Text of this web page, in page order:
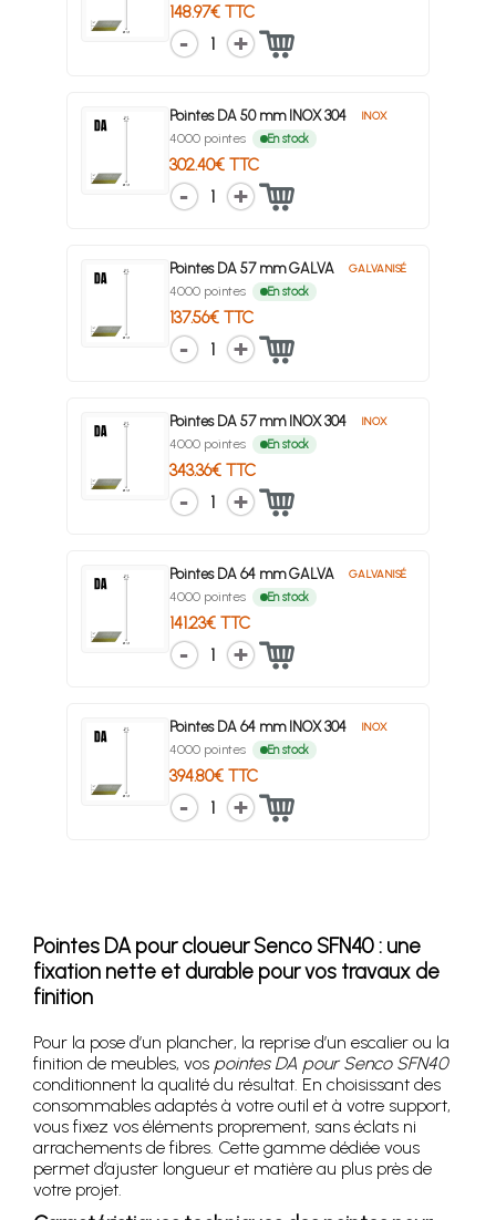
148.97€ TTC
1
Pointes DA 50 mm INOX 304 INOX
4000 pointes En stock
302.40€ TTC
1
Pointes DA 57 mm GALVA GALVANISÉ
4000 pointes En stock
137.56€ TTC
1
Pointes DA 57 mm INOX 304 INOX
4000 pointes En stock
343.36€ TTC
1
Pointes DA 64 mm GALVA GALVANISÉ
4000 pointes En stock
141.23€ TTC
1
Pointes DA 64 mm INOX 304 INOX
4000 pointes En stock
394.80€ TTC
1
Pointes DA pour cloueur Senco SFN40 : une
fixation nette et durable pour vos travaux de
finition
Pour la pose d’un plancher, la reprise d’un escalier ou la
finition de meubles, vos pointes DA pour Senco SFN40
conditionnent la qualité du résultat. En choisissant des
consommables adaptés à votre outil et à votre support,
vous fixez vos éléments proprement, sans éclats ni
arrachements de fibres. Cette gamme dédiée vous
permet d’ajuster longueur et matière au plus près de
votre projet.